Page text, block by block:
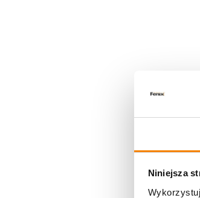
Niniejsza